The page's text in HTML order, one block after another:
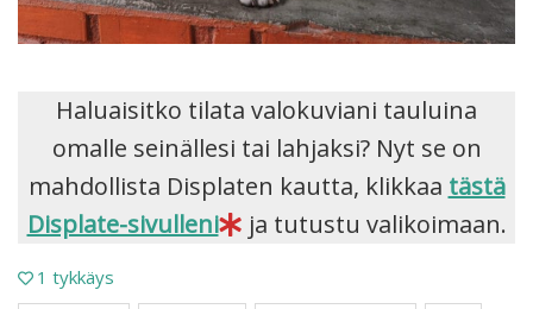
Haluaisitko tilata valokuviani tauluina
omalle seinällesi tai lahjaksi? Nyt se on
mahdollista Displaten kautta, klikkaa tästä
Displate-sivulleni
ja tutustu valikoimaan.
1 tykkäys